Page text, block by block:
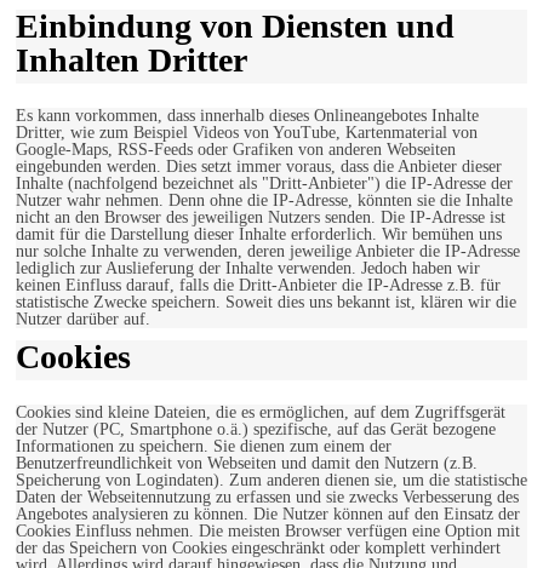
Einbindung von Diensten und
Inhalten Dritter
Es kann vorkommen, dass innerhalb dieses Onlineangebotes Inhalte
Dritter, wie zum Beispiel Videos von YouTube, Kartenmaterial von
Google-Maps, RSS-Feeds oder Grafiken von anderen Webseiten
eingebunden werden. Dies setzt immer voraus, dass die Anbieter dieser
Inhalte (nachfolgend bezeichnet als "Dritt-Anbieter") die IP-Adresse der
Nutzer wahr nehmen. Denn ohne die IP-Adresse, könnten sie die Inhalte
nicht an den Browser des jeweiligen Nutzers senden. Die IP-Adresse ist
damit für die Darstellung dieser Inhalte erforderlich. Wir bemühen uns
nur solche Inhalte zu verwenden, deren jeweilige Anbieter die IP-Adresse
lediglich zur Auslieferung der Inhalte verwenden. Jedoch haben wir
keinen Einfluss darauf, falls die Dritt-Anbieter die IP-Adresse z.B. für
statistische Zwecke speichern. Soweit dies uns bekannt ist, klären wir die
Nutzer darüber auf.
Cookies
Cookies sind kleine Dateien, die es ermöglichen, auf dem Zugriffsgerät
der Nutzer (PC, Smartphone o.ä.) spezifische, auf das Gerät bezogene
Informationen zu speichern. Sie dienen zum einem der
Benutzerfreundlichkeit von Webseiten und damit den Nutzern (z.B.
Speicherung von Logindaten). Zum anderen dienen sie, um die statistische
Daten der Webseitennutzung zu erfassen und sie zwecks Verbesserung des
Angebotes analysieren zu können. Die Nutzer können auf den Einsatz der
Cookies Einfluss nehmen. Die meisten Browser verfügen eine Option mit
der das Speichern von Cookies eingeschränkt oder komplett verhindert